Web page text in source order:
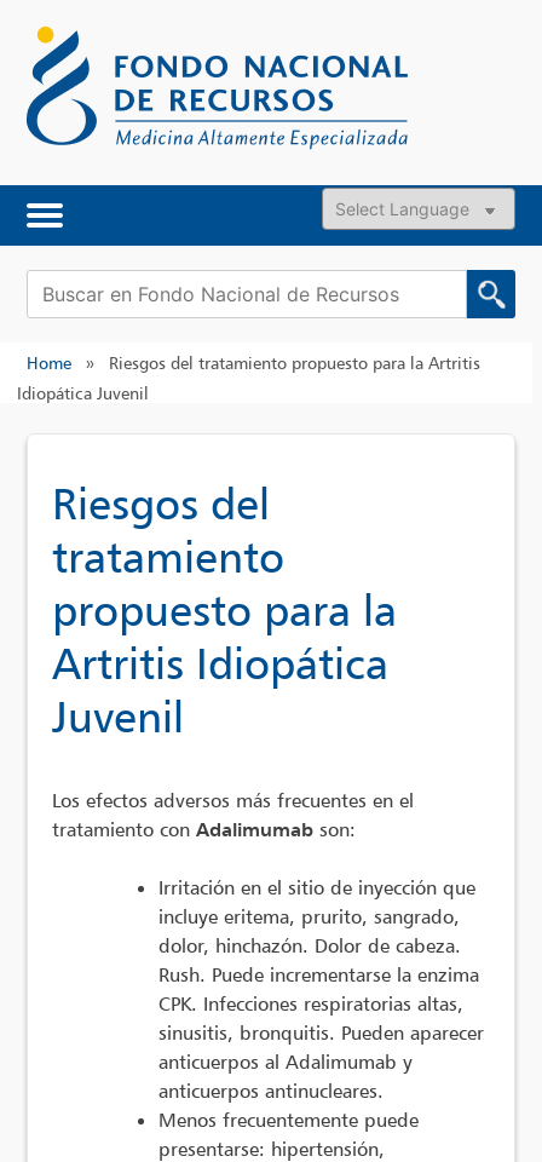
content
Powered by
Buscar:
Home »
Riesgos del tratamiento propuesto para la Artritis
Idiopática Juvenil
Riesgos del
tratamiento
propuesto para la
Artritis Idiopática
Juvenil
Los efectos adversos más frecuentes en el
tratamiento conAdalimumab son:
Irritación en el sitio de inyección que
incluye eritema, prurito, sangrado,
dolor, hinchazón. Dolor de cabeza.
Rush. Puede incrementarse la enzima
CPK. Infecciones respiratorias altas,
sinusitis, bronquitis. Pueden aparecer
anticuerpos al Adalimumab y
anticuerpos antinucleares.
Menos frecuentemente puede
presentarse: hipertensión,